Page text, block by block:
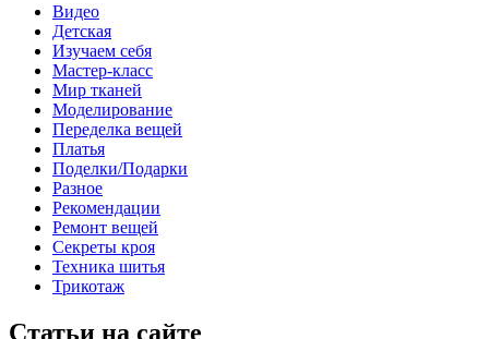
Видео
Детская
Изучаем себя
Мастер-класс
Мир тканей
Моделирование
Переделка вещей
Платья
Поделки/Подарки
Разное
Рекомендации
Ремонт вещей
Секреты кроя
Техника шитья
Трикотаж
Статьи на сайте